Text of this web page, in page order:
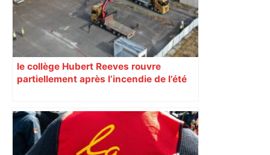
le collège Hubert Reeves rouvre
partiellement après l’incendie de l’été